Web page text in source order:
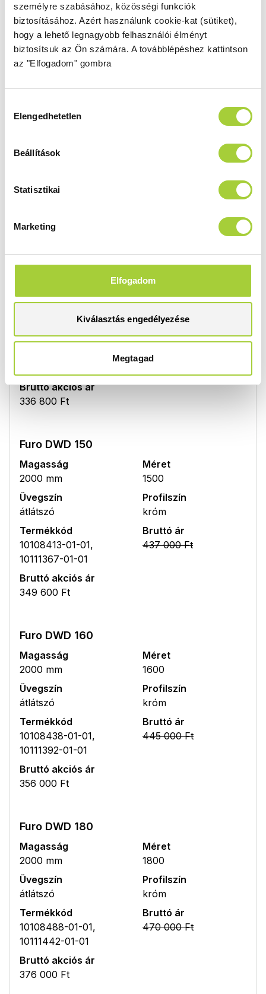
személyre szabásához, közösségi funkciók
biztosításához. Azért használunk cookie-kat (sütiket),
hogy a lehető legnagyobb felhasználói élményt
biztosítsuk az Ön számára. A továbblépéshez kattintson
az "Elfogadom" gombra
kiválasztása
Elengedhetetlen
Beállítások
Statisztikai
Marketing
Elfogadom
Kiválasztás engedélyezése
Megtagad
Zuhanyajtók
Furo DWD 130
Üvegszín
Termékkód
Bruttó akciós ár
Furo DWD 140
1400
Üvegszín
Profilszín
króm
Termékkód
Bruttó ár
421 000 Ft
Bruttó akciós ár
336 800 Ft
Furo DWD 150
Magasság
2000 mm
Méret
1500
Üvegszín
átlátszó
Profilszín
króm
Termékkód
10108413-01-01,
10111367-01-01
Bruttó ár
437 000 Ft
Bruttó akciós ár
349 600 Ft
Furo DWD 160
Magasság
2000 mm
Méret
1600
Üvegszín
átlátszó
Profilszín
króm
Termékkód
10108438-01-01,
10111392-01-01
Bruttó ár
445 000 Ft
Bruttó akciós ár
356 000 Ft
Furo DWD 180
Magasság
2000 mm
Méret
1800
Üvegszín
átlátszó
Profilszín
króm
Termékkód
10108488-01-01,
10111442-01-01
Bruttó ár
470 000 Ft
Bruttó akciós ár
376 000 Ft